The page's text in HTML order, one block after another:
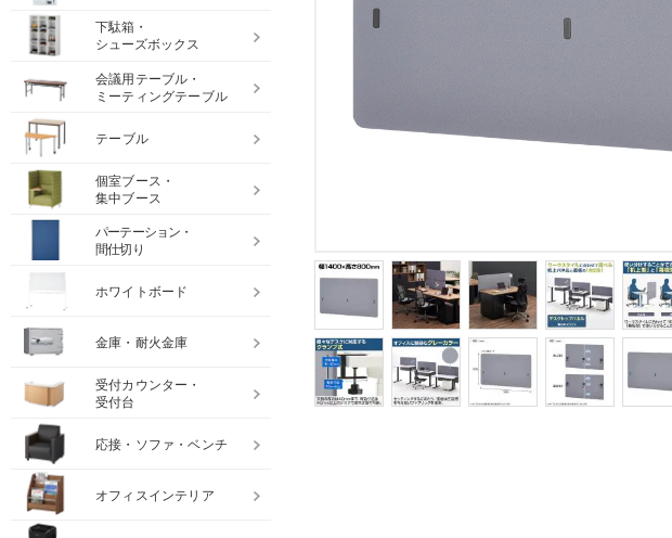
下駄箱・
シューズボックス
会議用テーブル・
ミーティングテーブル
テーブル
個室ブース・
集中ブース
パーテーション・
間仕切り
ホワイトボード
金庫・耐火金庫
受付カウンター・
受付台
応接・ソファ・ベンチ
オフィスインテリア